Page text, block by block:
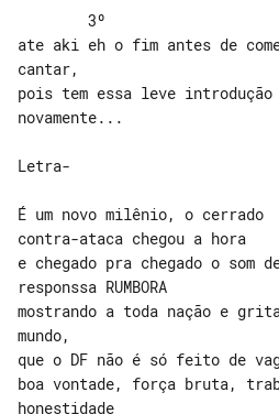
ate aki eh o fim antes de
cantar,
pois tem essa leve introdução
novamente...
Letra-
É um novo milênio, o cerrado
contra-ataca chegou a hora
e chegado pra chegado o som
responssa RUMBORA
mostrando a toda nação e
mundo,
que o DF não é só feito de
boa vontade, força bruta,
honestidade